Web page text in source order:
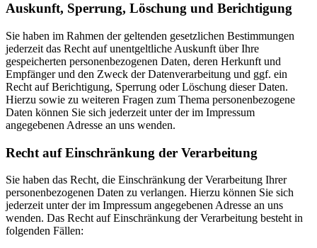
Auskunft, Sperrung, Löschung und Berichtigung
Sie haben im Rahmen der geltenden gesetzlichen Bestimmungen
jederzeit das Recht auf unentgeltliche Auskunft über Ihre
gespeicherten personenbezogenen Daten, deren Herkunft und
Empfänger und den Zweck der Datenverarbeitung und ggf. ein
Recht auf Berichtigung, Sperrung oder Löschung dieser Daten.
Hierzu sowie zu weiteren Fragen zum Thema personenbezogene
Daten können Sie sich jederzeit unter der im Impressum
angegebenen Adresse an uns wenden.
Recht auf Einschränkung der Verarbeitung
Sie haben das Recht, die Einschränkung der Verarbeitung Ihrer
personenbezogenen Daten zu verlangen. Hierzu können Sie sich
jederzeit unter der im Impressum angegebenen Adresse an uns
wenden. Das Recht auf Einschränkung der Verarbeitung besteht in
folgenden Fällen: